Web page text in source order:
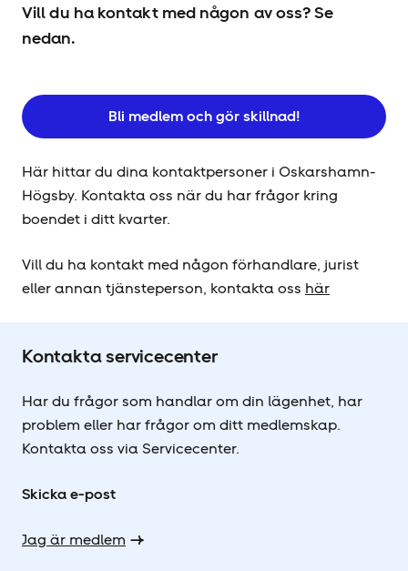
Vill du ha kontakt med någon av oss? Se
nedan.
Bli medlem och gör skillnad!
Här hittar du dina kontaktpersoner i Oskarshamn-
Högsby. Kontakta oss när du har frågor kring
boendet i ditt kvarter.
Vill du ha kontakt med någon förhandlare, jurist
eller annan tjänsteperson, kontakta oss här
Kontakta servicecenter
Har du frågor som handlar om din lägenhet, har
problem eller har frågor om ditt medlemskap.
Kontakta oss via Servicecenter.
Skicka e-post
Jag är medlem